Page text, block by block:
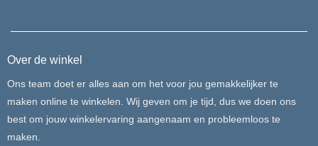
Over de winkel
Ons team doet er alles aan om het voor jou gemakkelijker te
maken online te winkelen. Wij geven om je tijd, dus we doen ons
best om jouw winkelervaring aangenaam en probleemloos te
maken.